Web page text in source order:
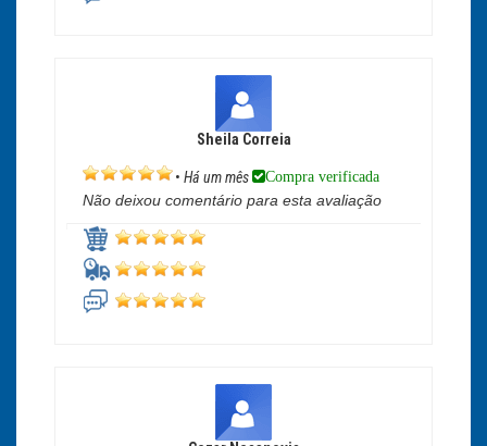
Sheila Correia
• Há um mês Compra verificada
Não deixou comentário para esta avaliação